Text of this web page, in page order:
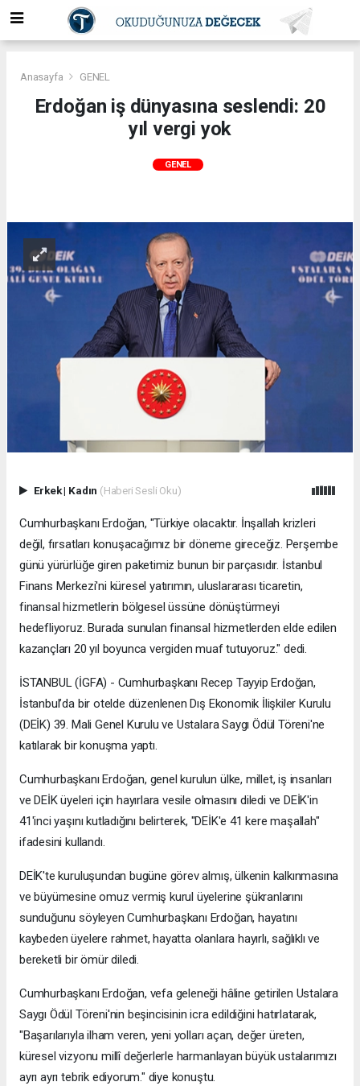
Anasayfa GENEL
Erdoğan iş dünyasına seslendi: 20
yıl vergi yok
GENEL
Erkek| Kadın (Haberi Sesli Oku)
Cumhurbaşkanı Erdoğan, "Türkiye olacaktır. İnşallah krizleri
değil, fırsatları konuşacağımız bir döneme gireceğiz. Perşembe
günü yürürlüğe giren paketimiz bunun bir parçasıdır. İstanbul
Finans Merkezi'ni küresel yatırımın, uluslararası ticaretin,
finansal hizmetlerin bölgesel üssüne dönüştürmeyi
hedefliyoruz. Burada sunulan finansal hizmetlerden elde edilen
kazançları 20 yıl boyunca vergiden muaf tutuyoruz." dedi.
İSTANBUL (İGFA) - Cumhurbaşkanı Recep Tayyip Erdoğan,
İstanbul’da bir otelde düzenlenen Dış Ekonomik İlişkiler Kurulu
(DEİK) 39. Mali Genel Kurulu ve Ustalara Saygı Ödül Töreni'ne
katılarak bir konuşma yaptı.
Cumhurbaşkanı Erdoğan, genel kurulun ülke, millet, iş insanları
ve DEİK üyeleri için hayırlara vesile olmasını diledi ve DEİK'in
41'inci yaşını kutladığını belirterek, "DEİK'e 41 kere maşallah"
ifadesini kullandı.
DEİK'te kuruluşundan bugüne görev almış, ülkenin kalkınmasına
ve büyümesine omuz vermiş kurul üyelerine şükranlarını
sunduğunu söyleyen Cumhurbaşkanı Erdoğan, hayatını
kaybeden üyelere rahmet, hayatta olanlara hayırlı, sağlıklı ve
bereketli bir ömür diledi.
Cumhurbaşkanı Erdoğan, vefa geleneği hâline getirilen Ustalara
Saygı Ödül Töreni'nin beşincisinin icra edildiğini hatırlatarak,
"Başarılarıyla ilham veren, yeni yolları açan, değer üreten,
küresel vizyonu millî değerlerle harmanlayan büyük ustalarımızı
ayrı ayrı tebrik ediyorum." diye konuştu.